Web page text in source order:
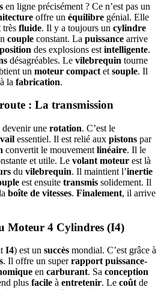
en ligne précisément ? Ce n’est pas un
offre un équilibre génial. Elle
très fluide. Il y a toujours un cylindre
couple constant. La puissance arrive
des explosions est intelligente.
désagréables. Le vilebrequin tourne
un moteur compact et souple. Il
à la fabrication.
: La transmission
devenir une rotation. C’est le
essentiel. Il est relié aux pistons par
convertit le mouvement linéaire. Il le
et utile. Le volant moteur est là
du vilebrequin. Il maintient l’inertie
est ensuite transmis solidement. Il
boîte de vitesses. Finalement, il arrive
Moteur 4 Cylindres (I4)
I4) est un succès mondial. C’est grâce à
. Il offre un superrapport puissance-
en carburant. Sa conception
plus facile à entretenir. Le coût de